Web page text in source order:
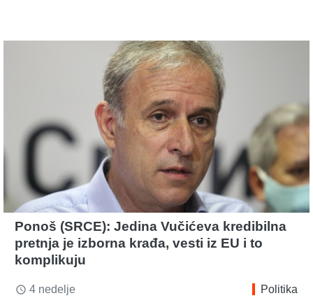
Ponoš (SRCE): Jedina Vučićeva kredibilna
pretnja je izborna krađa, vesti iz EU i to
komplikuju
access_time 4 nedelje Politika